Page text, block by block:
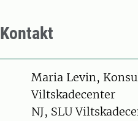
Kontakt
PersonMaria Levin,
Viltskadecenter
NJ, SLU